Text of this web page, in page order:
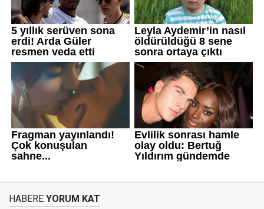
HABERE YORUM KAT